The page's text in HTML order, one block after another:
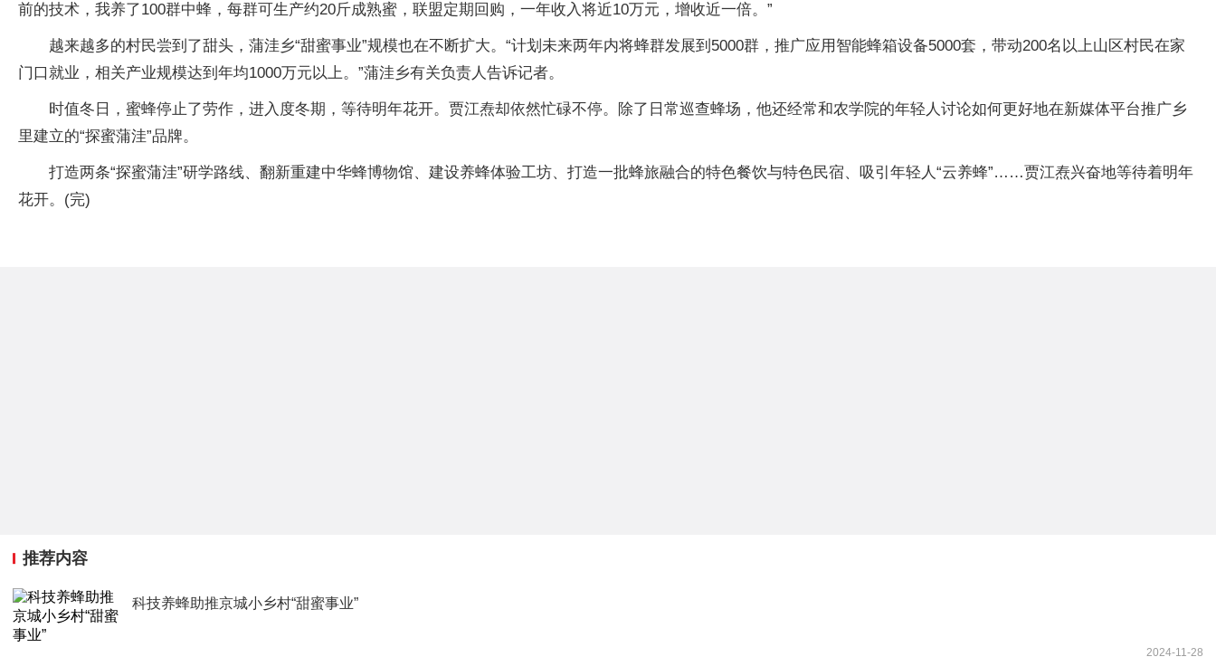
前的技术，我养了100群中蜂，每群可生产约20斤成熟蜜，联盟定期回购，一年收入将近10万元，增收近一倍。”
越来越多的村民尝到了甜头，蒲洼乡“甜蜜事业”规模也在不断扩大。“计划未来两年内将蜂群发展到5000群，推广应用智能蜂箱设备5000套，带动200名以上山区村民在家
门口就业，相关产业规模达到年均1000万元以上。”蒲洼乡有关负责人告诉记者。
时值冬日，蜜蜂停止了劳作，进入度冬期，等待明年花开。贾江焘却依然忙碌不停。除了日常巡查蜂场，他还经常和农学院的年轻人讨论如何更好地在新媒体平台推广乡
里建立的“探蜜蒲洼”品牌。
打造两条“探蜜蒲洼”研学路线、翻新重建中华蜂博物馆、建设养蜂体验工坊、打造一批蜂旅融合的特色餐饮与特色民宿、吸引年轻人“云养蜂”……贾江焘兴奋地等待着明年
花开。(完)
推荐内容
科技养蜂助推京城小乡村“甜蜜事业”
2024-11-28